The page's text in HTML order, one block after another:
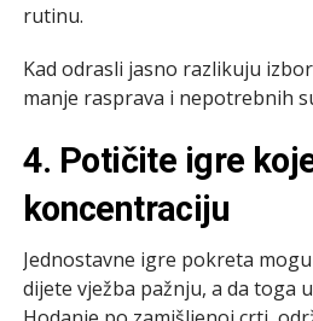
rutinu.
Kad odrasli jasno razlikuju
manje rasprava i nepotrebnih
4. Potičite igre
koncentraciju
Jednostavne igre pokreta
dijete vježba pažnju, a da toga